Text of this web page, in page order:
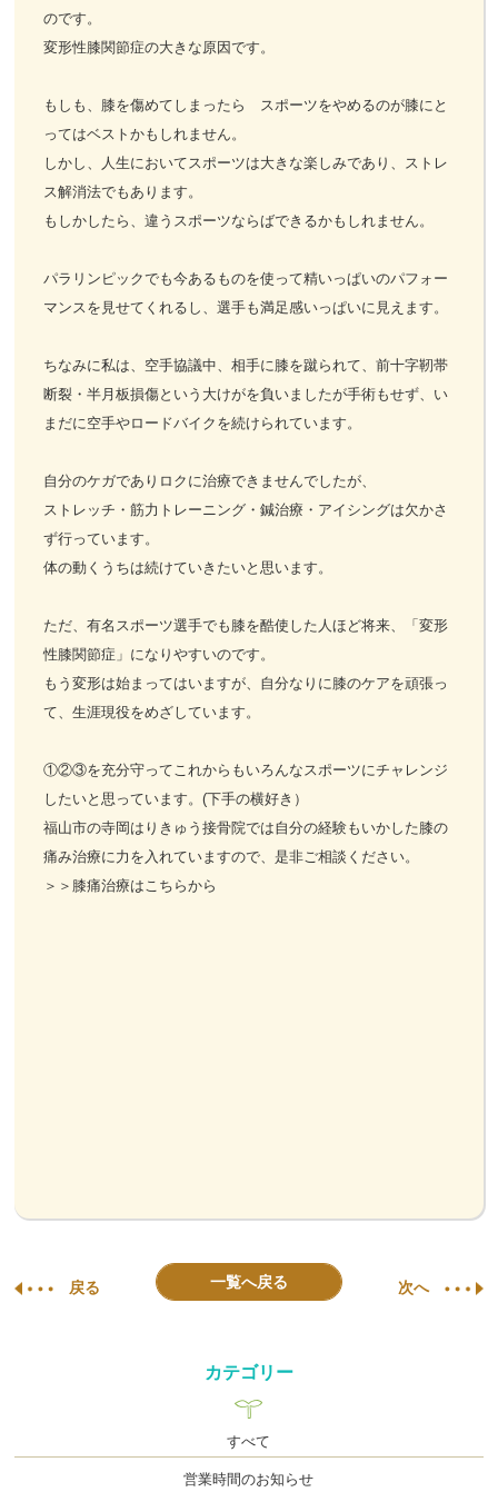
のです。
変形性膝関節症の大きな原因です。
もしも、膝を傷めてしまったら スポーツをやめるのが膝にと
ってはベストかもしれません。
しかし、人生においてスポーツは大きな楽しみであり、ストレ
ス解消法でもあります。
もしかしたら、違うスポーツならばできるかもしれません。
パラリンピックでも今あるものを使って精いっぱいのパフォー
マンスを見せてくれるし、選手も満足感いっぱいに見えます。
ちなみに私は、空手協議中、相手に膝を蹴られて、前十字靭帯
断裂・半月板損傷という大けがを負いましたが手術もせず、い
まだに空手やロードバイクを続けられています。
自分のケガでありロクに治療できませんでしたが、
ストレッチ・筋力トレーニング・鍼治療・アイシングは欠かさ
ず行っています。
体の動くうちは続けていきたいと思います。
ただ、有名スポーツ選手でも膝を酷使した人ほど将来、「変形
性膝関節症」になりやすいのです。
もう変形は始まってはいますが、自分なりに膝のケアを頑張っ
て、生涯現役をめざしています。
①②③を充分守ってこれからもいろんなスポーツにチャレンジ
したいと思っています。(下手の横好き）
福山市の寺岡はりきゅう接骨院では自分の経験もいかした膝の
痛み治療に力を入れていますので、是非ご相談ください。
＞＞膝痛治療はこちらから
戻る 一覧へ戻る 次へ
カテゴリー
すべて
営業時間のお知らせ